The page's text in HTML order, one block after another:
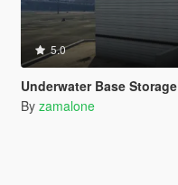
5.0
Underwater Base Storage
By zamalone